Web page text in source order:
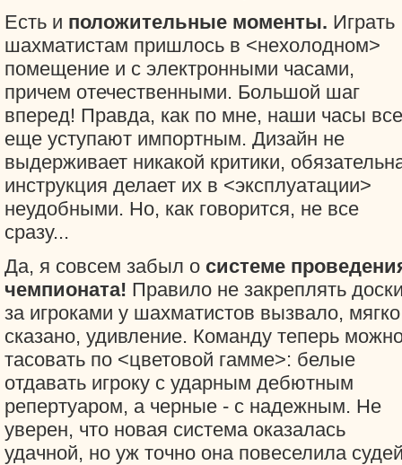
Есть и положительные моменты. Играть
шахматистам пришлось в <нехолодном>
помещение и с электронными часами,
причем отечественными. Большой шаг
вперед! Правда, как по мне, наши часы все
еще уступают импортным. Дизайн не
выдерживает никакой критики,
инструкция делает их в <эксплуатации>
неудобными. Но, как говорится, не все
сразу...
Да, я совсем забыл о системе
чемпионата! Правило не закреплять
за игроками у шахматистов вызвало, мягко
сказано, удивление. Команду теперь
тасовать по <цветовой гамме>: белые
отдавать игроку с ударным дебютным
репертуаром, а черные - с надежным. Не
уверен, что новая система оказалась
удачной, но уж точно она повеселила